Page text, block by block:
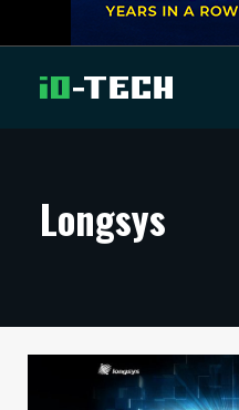
ARTIKKELIT
TECHBBS
Longsys